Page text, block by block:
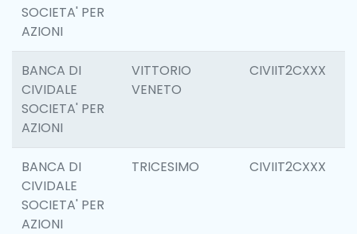
SOCIETA' PER
AZIONI
BANCA DI
CIVIDALE
SOCIETA' PER
AZIONI
VITTORIO
VENETO
CIVIIT2CXXX
BANCA DI
CIVIDALE
SOCIETA' PER
AZIONI
TRICESIMO CIVIIT2CXXX